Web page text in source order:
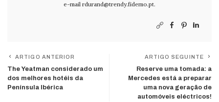
e-mail rdurand@trendy.fidemo.pt.
ARTIGO ANTERIOR
The Yeatman considerado um
dos melhores hotéis da
Península Ibérica
ARTIGO SEGUINTE
Reserve uma tomada: a
Mercedes está a preparar
uma nova geração de
automóveis eléctricos!